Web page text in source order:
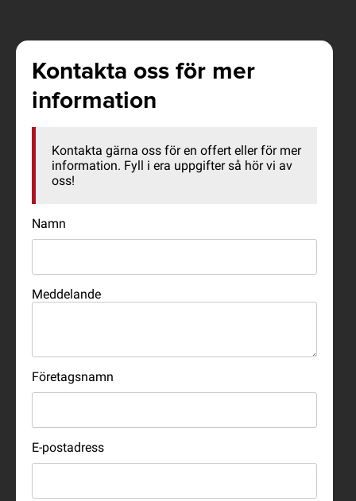
Kontakta oss för mer
information
Kontakta gärna oss för en offert eller för mer
information. Fyll i era uppgifter så hör vi av
oss!
Namn
Meddelande
Företagsnamn
E-postadress